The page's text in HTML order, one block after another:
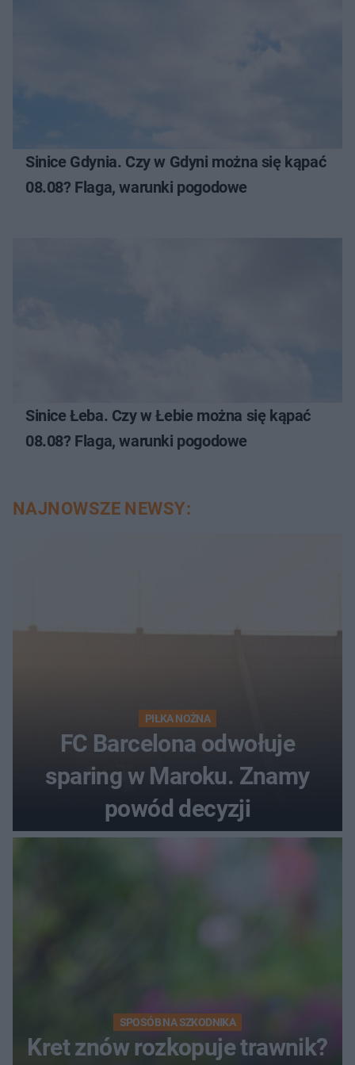
Sinice Gdynia. Czy w Gdyni można się kąpać
08.08? Flaga, warunki pogodowe
Sinice Łeba. Czy w Łebie można się kąpać
08.08? Flaga, warunki pogodowe
NAJNOWSZE NEWSY:
PIŁKA NOŻNA
FC Barcelona odwołuje
sparing w Maroku. Znamy
powód decyzji
SPOSÓB NA SZKODNIKA
Kret znów rozkopuje trawnik?